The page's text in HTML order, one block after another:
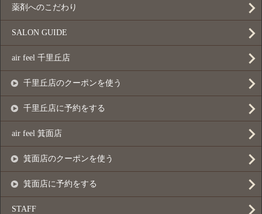
薬剤へのこだわり
SALON GUIDE
air feel 千里丘店
千里丘店のクーポンを使う
千里丘店に予約をする
air feel 箕面店
箕面店のクーポンを使う
箕面店に予約をする
STAFF